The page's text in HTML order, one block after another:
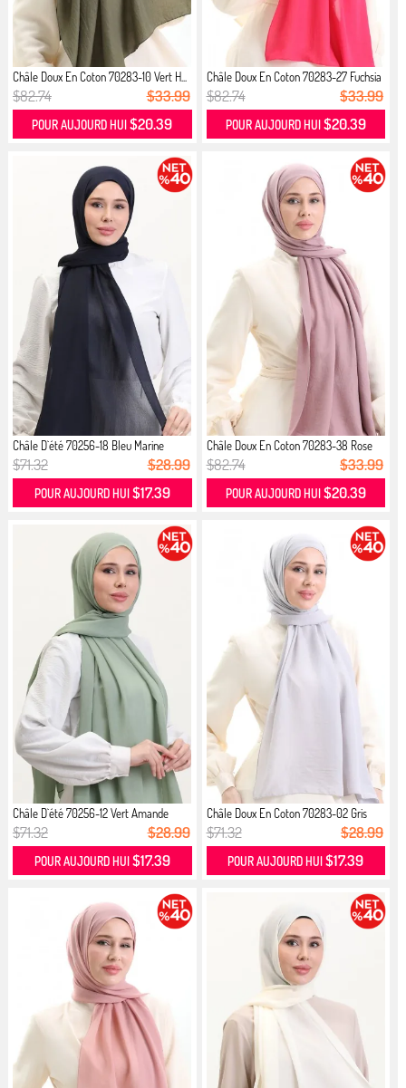
Châle Doux En Coton 70283-10 Vert H...
$82.74 $33.99
POUR AUJOURD HUI$20.39
Châle Doux En Coton 70283-27 Fuchsia
$82.74 $33.99
POUR AUJOURD HUI $20.39
Châle D`été 70256-18 Bleu Marine
$71.32 $28.99
POUR AUJOURD HUI$17.39
Châle Doux En Coton 70283-38 Rose
P...
$82.74 $33.99
POUR AUJOURD HUI$20.39
Châle D`été 70256-12 Vert Amande
$71.32 $28.99
POUR AUJOURD HUI $17.39
Châle Doux En Coton 70283-02 Gris
$71.32 $28.99
POUR AUJOURD HUI$17.39